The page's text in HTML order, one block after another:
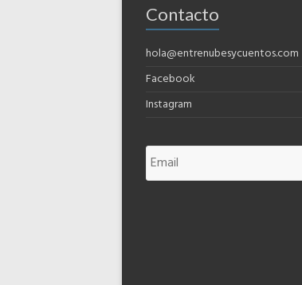
Contacto
hola@entrenubesycuentos.com
Facebook
Instagram